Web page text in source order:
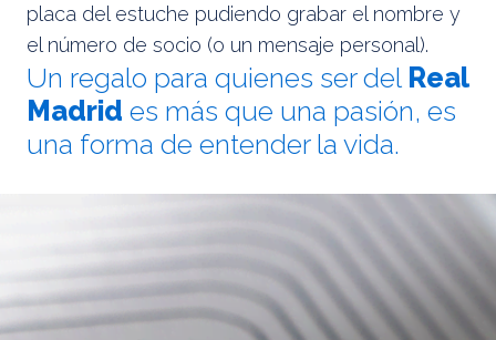
placa del estuche pudiendo grabar el nombre y
el número de socio (o un mensaje personal).
Un regalo para quienes ser del Real
Madrid es más que una pasión, es
una forma de entender la vida.